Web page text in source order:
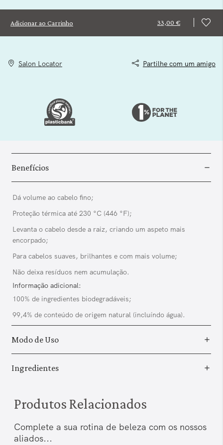
Adicionar ao Carrinho 33,00 €
Salon Locator Partilhe com um amigo
Benefícios
Dá volume ao cabelo fino;
Proteção térmica até 230 °C (446 °F);
Levanta o cabelo desde a raiz, criando um aspeto mais
encorpado;
Para cabelos suaves, brilhantes e com mais volume;
Não deixa resíduos nem acumulação.
Informação adicional:
100% de ingredientes biodegradáveis;
99,4% de conteúdo de origem natural (incluíndo água).
Modo de Uso
Ingredientes
Produtos Relacionados
Complete a sua rotina de beleza com os nossos
aliados...